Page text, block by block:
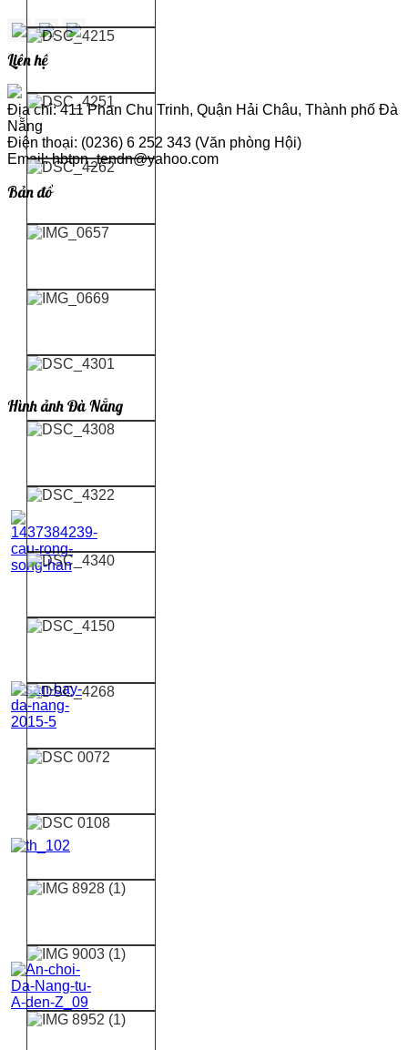
Liên hệ
Địa chỉ: 411 Phan Chu Trinh, Quận Hải Châu, Thành phố Đà
Nẵng
Điện thoại: (0236) 6 252 343 (Văn phòng Hội)
Email: hbtpn_tendn@yahoo.com
Bản đồ
Hình ảnh Đà Nẵng